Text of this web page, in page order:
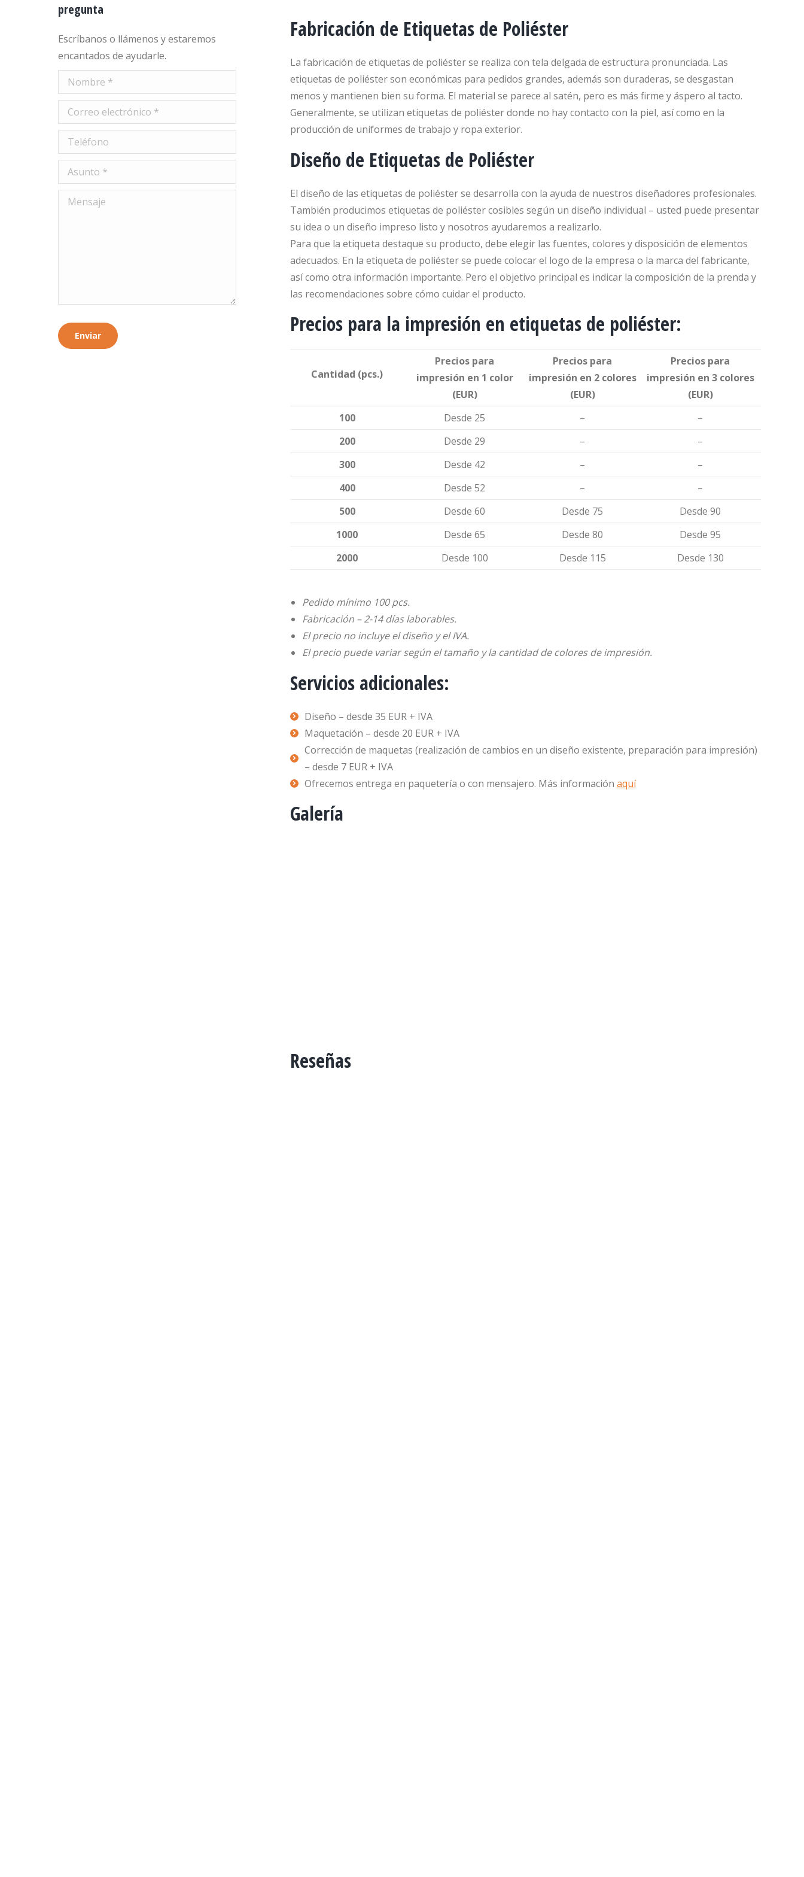
Fabricación de Etiquetas de Poliéster
La fabricación de etiquetas de poliéster se realiza con tela delgada de estructura pronunciada. Las
etiquetas de poliéster son económicas para pedidos grandes, además son duraderas, se desgastan
menos y mantienen bien su forma. El material se parece al satén, pero es más firme y áspero al tacto.
Generalmente, se utilizan etiquetas de poliéster donde no hay contacto con la piel, así como en la
producción de uniformes de trabajo y ropa exterior.
Diseño de Etiquetas de Poliéster
El diseño de las etiquetas de poliéster se desarrolla con la ayuda de nuestros diseñadores profesionales.
También producimos etiquetas de poliéster cosibles según un diseño individual – usted puede presentar
su idea o un diseño impreso listo y nosotros ayudaremos a realizarlo.
Para que la etiqueta destaque su producto, debe elegir las fuentes, colores y disposición de elementos
adecuados. En la etiqueta de poliéster se puede colocar el logo de la empresa o la marca del fabricante,
así como otra información importante. Pero el objetivo principal es indicar la composición de la prenda y
las recomendaciones sobre cómo cuidar el producto.
Precios para la impresión en etiquetas de poliéster:
Cantidad (pcs.)
Precios para
impresión en 1 color
(EUR)
Precios para
impresión en 2 colores
(EUR)
Precios para
impresión en 3 colores
(EUR)
100
Desde 25 –
–
200
Desde 29 –
–
300
Desde 42 –
–
400
Desde 52 –
–
500
Desde 60 Desde 75
Desde 90
1000
Desde 65 Desde 80
Desde 95
2000
Desde 100 Desde 115 Desde 130
Pedido mínimo 100 pcs.
Fabricación – 2-14 días laborables.
El precio no incluye el diseño y el IVA.
El precio puede variar según el tamaño y la cantidad de colores de impresión.
Servicios adicionales:
Diseño – desde 35 EUR + IVA
Maquetación – desde 20 EUR + IVA
Corrección de maquetas (realización de cambios en un diseño existente, preparación para impresión)
– desde 7 EUR + IVA
Ofrecemos entrega en paquetería o con mensajero. Más información aquí
Galería
Reseñas
pregunta
Escríbanos o llámenos y estaremos
encantados de ayudarle.